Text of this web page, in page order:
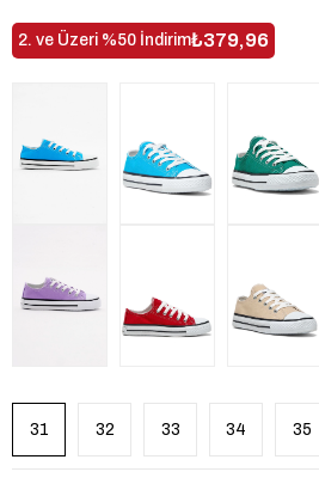
İndirim
2. ve Üzeri %50 İndirim₺379,96
31 32 33 34 35